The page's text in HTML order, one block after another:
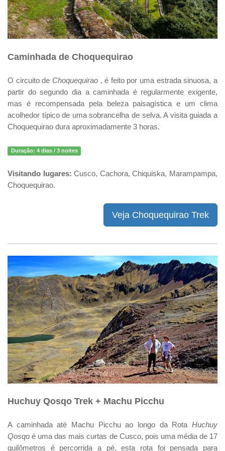
Caminhada de Choquequirao
O circuito de Choquequirao, é feito por uma estrada sinuosa, a
partir do segundo dia a caminhada é regularmente exigente,
mas é recompensada pela beleza paisagística e um clima
acolhedor típico de uma sobrancelha de selva. A visita guiada a
Choquequirao dura aproximadamente 3 horas.
Duração: 4 dias / 3 noites
Visitando lugares: Cusco, Cachora, Chiquiska, Marampampa,
Choquequirao.
Veja Choquequirao Trek
Huchuy Qosqo Trek + Machu Picchu
A caminhada até Machu Picchu ao longo da Rota Huchuy
Qosqo é uma das mais curtas de Cusco, pois uma média de 17
quilômetros é percorrida a pé, esta rota foi pensada para